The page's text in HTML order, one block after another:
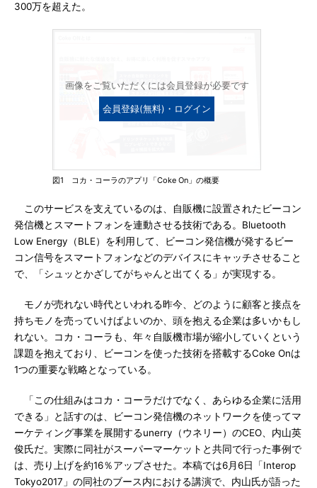
300万を超えた。
画像をご覧いただくには会員登録が必要です
会員登録(無料)・ログイン
図1 コカ・コーラのアプリ「Coke On」の概要
このサービスを支えているのは、自販機に設置されたビーコン
発信機とスマートフォンを連動させる技術である。Bluetooth
Low Energy（BLE）を利用して、ビーコン発信機が発するビー
コン信号をスマートフォンなどのデバイスにキャッチさせること
で、「シュッとかざしてがちゃんと出てくる」が実現する。
モノが売れない時代といわれる昨今、どのように顧客と接点を
持ちモノを売っていけばよいのか、頭を抱える企業は多いかもし
れない。コカ・コーラも、年々自販機市場が縮小していくという
課題を抱えており、ビーコンを使った技術を搭載するCoke Onは
1つの重要な戦略となっている。
「この仕組みはコカ・コーラだけでなく、あらゆる企業に活用
できる」と話すのは、ビーコン発信機のネットワークを使ってマ
ーケティング事業を展開するunerry（ウネリー）のCEO、内山英
俊氏だ。実際に同社がスーパーマーケットと共同で行った事例で
は、売り上げを約16％アップさせた。本稿では6月6日「Interop
Tokyo2017」の同社のブース内における講演で、内山氏が語った